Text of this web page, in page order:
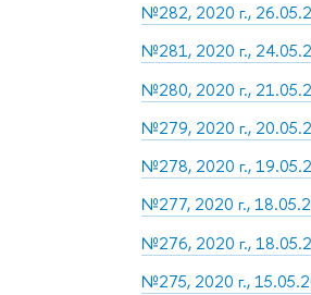
№282, 2020 г.,
№281, 2020 г.,
№280, 2020 г.,
№279, 2020 г.,
№278, 2020 г.,
№277, 2020 г.,
№276, 2020 г.,
№275, 2020 г.,